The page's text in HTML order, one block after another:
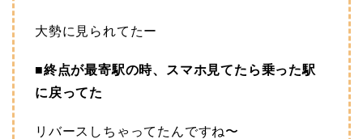
大勢に見られてたー
■終点が最寄駅の時、スマホ見てたら乗った駅
に戻ってた
リバースしちゃってたんですね〜